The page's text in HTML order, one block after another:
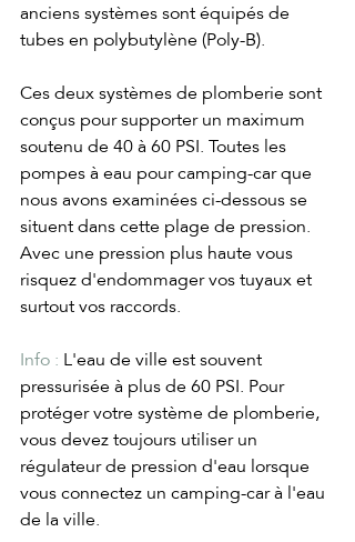
anciens systèmes sont équipés de
tubes en polybutylène (Poly-B).
Ces deux systèmes de plomberie sont
conçus pour supporter un maximum
soutenu de 40 à 60 PSI. Toutes les
pompes à eau pour camping-car que
nous avons examinées ci-dessous se
situent dans cette plage de pression.
Avec une pression plus haute vous
risquez d'endommager vos tuyaux et
surtout vos raccords.
Info : L'eau de ville est souvent
pressurisée à plus de 60 PSI. Pour
protéger votre système de plomberie,
vous devez toujours utiliser un
régulateur de pression d'eau lorsque
vous connectez un camping-car à l'eau
de la ville.